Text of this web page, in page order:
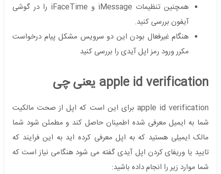
همچنین تنظیمات iMessage و iFaceTime را در گوشی
آیفون بررسی کنید.
هنگام غیرفعال بودن این دو سرویس مشکل پیام درخواست
مکرر ورود رمز اپل آیدی را بررسی کنید
apple id verification یعنی چی
apple id verification برای این است که اپل از صحت مالکیت
شما به ایمیل معرفی شده اطمینان حاصل کند و مطمئن شود شما
مالک ایمیلی هستید که به اپل معرفی کرده اید به این فرایند که
تایید یا وریفای کردن اپل آیدی گفته می شود هنگامی نیاز است که
شما موارد زیر را انجام داده باشید: